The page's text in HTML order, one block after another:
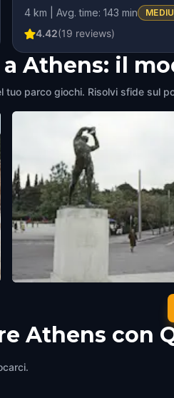
Chase
4 km | Avg. time: 143 min
4.42(19 reviews)
a Athens: il
tuo parco giochi. Risolvi sfide sul
The Discus Thrower
Athens con